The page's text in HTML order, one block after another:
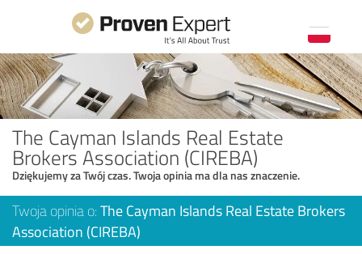
The Cayman Islands Real Estate
Brokers Association (CIREBA)
Dziękujemy za Twój czas. Twoja opinia ma dla nas znaczenie.
Twoja opinia o: The Cayman Islands Real Estate Brokers
Association (CIREBA)